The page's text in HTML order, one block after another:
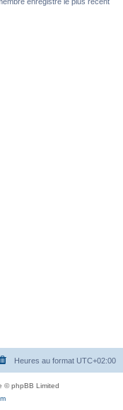
Heures au format UTC+02:00
© phpBB Limited